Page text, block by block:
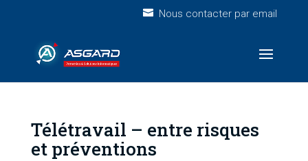
Nous contacter par email
Télétravail – entre risques
et préventions